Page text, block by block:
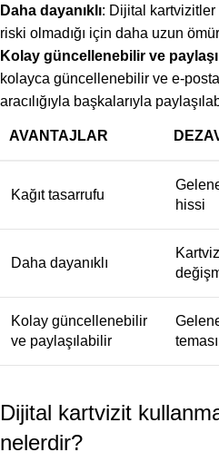
Daha dayanıklı: Dijital
riski olmadığı için daha uzun
Kolay güncellenebilir ve
kolayca güncellenebilir ve e-
aracılığıyla başkalarıyla
AVANTAJLAR
Kağıt tasarrufu
hissi
Daha dayanıklı
Kolay güncellenebilir
ve paylaşılabilir
Dijital kartvizit
nelerdir?